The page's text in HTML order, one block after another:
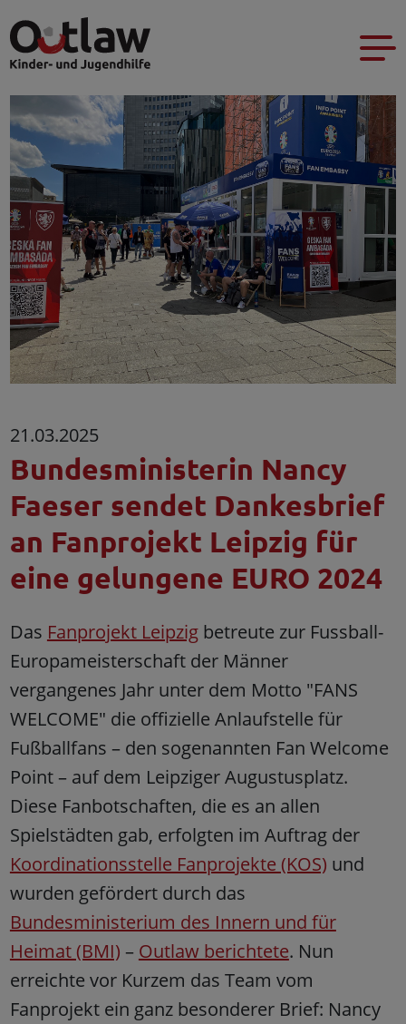
21.03.2025
Bundesministerin Nancy
Faeser sendet Dankesbrief
an Fanprojekt Leipzig für
eine gelungene EURO 2024
Das Fanprojekt Leipzigbetreute zur Fussball-
Europameisterschaft der Männer
vergangenes Jahr unter dem Motto "FANS
WELCOME" die offizielle Anlaufstelle für
Fußballfans – den sogenannten Fan Welcome
Point – auf dem Leipziger Augustusplatz.
Diese Fanbotschaften, die es an allen
Spielstädten gab, erfolgten im Auftrag der
Koordinationsstelle Fanprojekte (KOS) und
wurden gefördert durch das
Bundesministerium des Innern und für
Heimat (BMI) – Outlaw berichtete. Nun
erreichte vor Kurzem das Team vom
Fanprojekt ein ganz besonderer Brief: Nancy